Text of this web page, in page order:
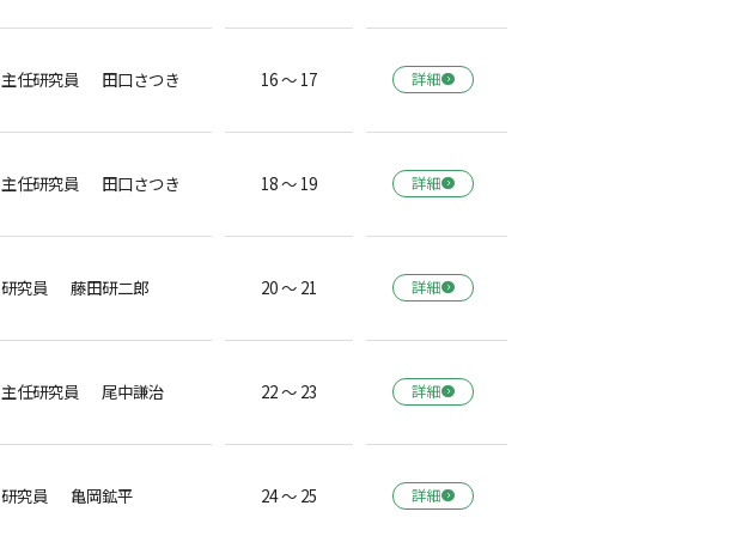
主任研究員 田口さつき 16 ～ 17 詳細
主任研究員 田口さつき 18 ～ 19 詳細
研究員 藤田研二郎 20 ～ 21 詳細
主任研究員 尾中謙治 22 ～ 23 詳細
研究員 亀岡鉱平 24 ～ 25 詳細